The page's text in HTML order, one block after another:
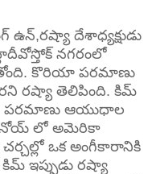
దేశాధ్యక్షుడు
నగరంలో
కొరియా పరమాణు
రష్యా తెలిపింది. కిమ్
పరమాణు ఆయుధాల
లో అమెరికా
చర్చల్లో ఒక అంగీకారానికి
ఇప్పుడు రష్యా